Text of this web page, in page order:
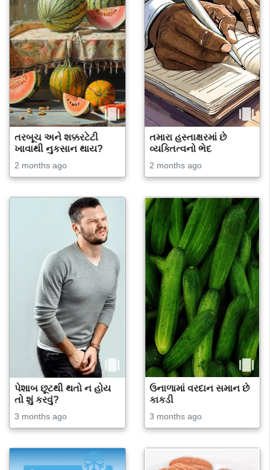
તરબૂચ અને શક્કરટેટી
ખાવાથી નુકસાન થાય?
2 months ago
તમારા હસ્તાક્ષરમાં છે
વ્યક્તિત્વનો ભેદ
2 months ago
પેશાબ છૂટથી થતો ન હોય
તો શું કરવું?
3 months ago
ઉનાળામાં વરદાન સમાન છે
કાકડી
3 months ago